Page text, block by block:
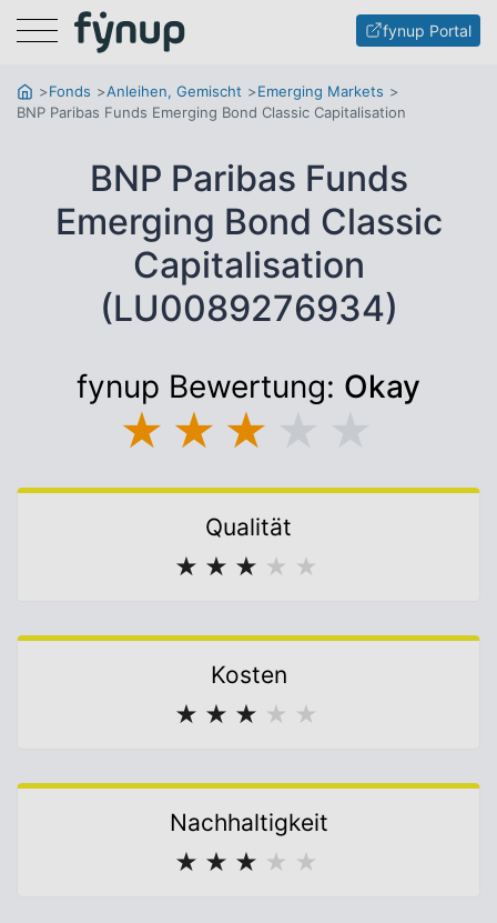
Menu fynup Portal
Fonds Anleihen, Gemischt
Emerging Markets
BNP Paribas Funds Emerging Bond Classic Capitalisation
BNP Paribas Funds
Emerging Bond Classic
Capitalisation
(LU0089276934)
fynup Bewertung: Okay
★ ★ ★
Qualität
★ ★ ★ ★ ★
Kosten
★ ★ ★ ★ ★
Nachhaltigkeit
★ ★ ★ ★ ★